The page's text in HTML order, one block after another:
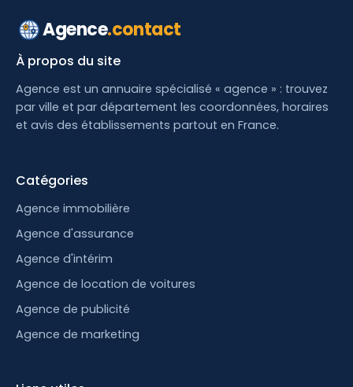
Agence.contact
À propos du site
Agence est un annuaire spécialisé « agence » : trouvez
par ville et par département les coordonnées, horaires
et avis des établissements partout en France.
Catégories
Agence immobilière
Agence d'assurance
Agence d'intérim
Agence de location de voitures
Agence de publicité
Agence de marketing